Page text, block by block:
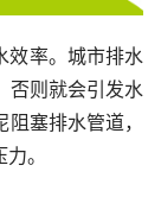
效率。城市排水
否则就会引发水
塞排水管道，
。